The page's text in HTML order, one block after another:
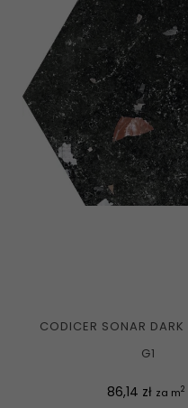
CODICER SONAR
G1
Cena
86,14 zł za m2